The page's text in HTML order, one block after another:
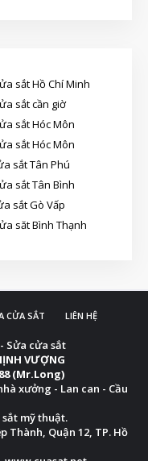
sắt Hồ Chí Minh
sắt cần giờ
sắt Hóc Môn
sắt Hóc Môn
sắt Tân Phú
sắt Tân Bình
sắt Gò Vấp
săt Bình Thạnh
CỬA SẮT LIÊN HỆ
Sửa cửa sắt
VƯỢNG
(Mr.Long)
xưởng - Lan can - Cầu
sắt mỹ thuật.
Thành, Quận 12, TP. Hồ